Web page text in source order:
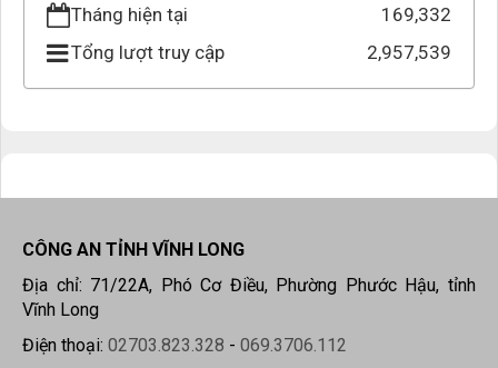
Tháng hiện tại
169,332
Tổng lượt truy cập
2,957,539
CÔNG AN TỈNH VĨNH LONG
Địa chỉ: 71/22A, Phó Cơ Điều, Phường Phước Hậu, tỉnh
Vĩnh Long
Điện thoại: 02703.823.328 - 069.3706.112